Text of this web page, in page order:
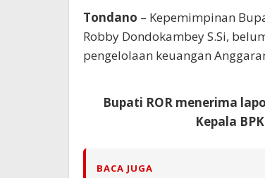
Tondano – Kepemimpinan
Robby Dondokambey S.Si,
pengelolaan keuangan
Bupati ROR menerima
Kepala
BACA JUGA